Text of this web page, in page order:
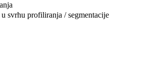
svrhu profiliranja / segmentacije